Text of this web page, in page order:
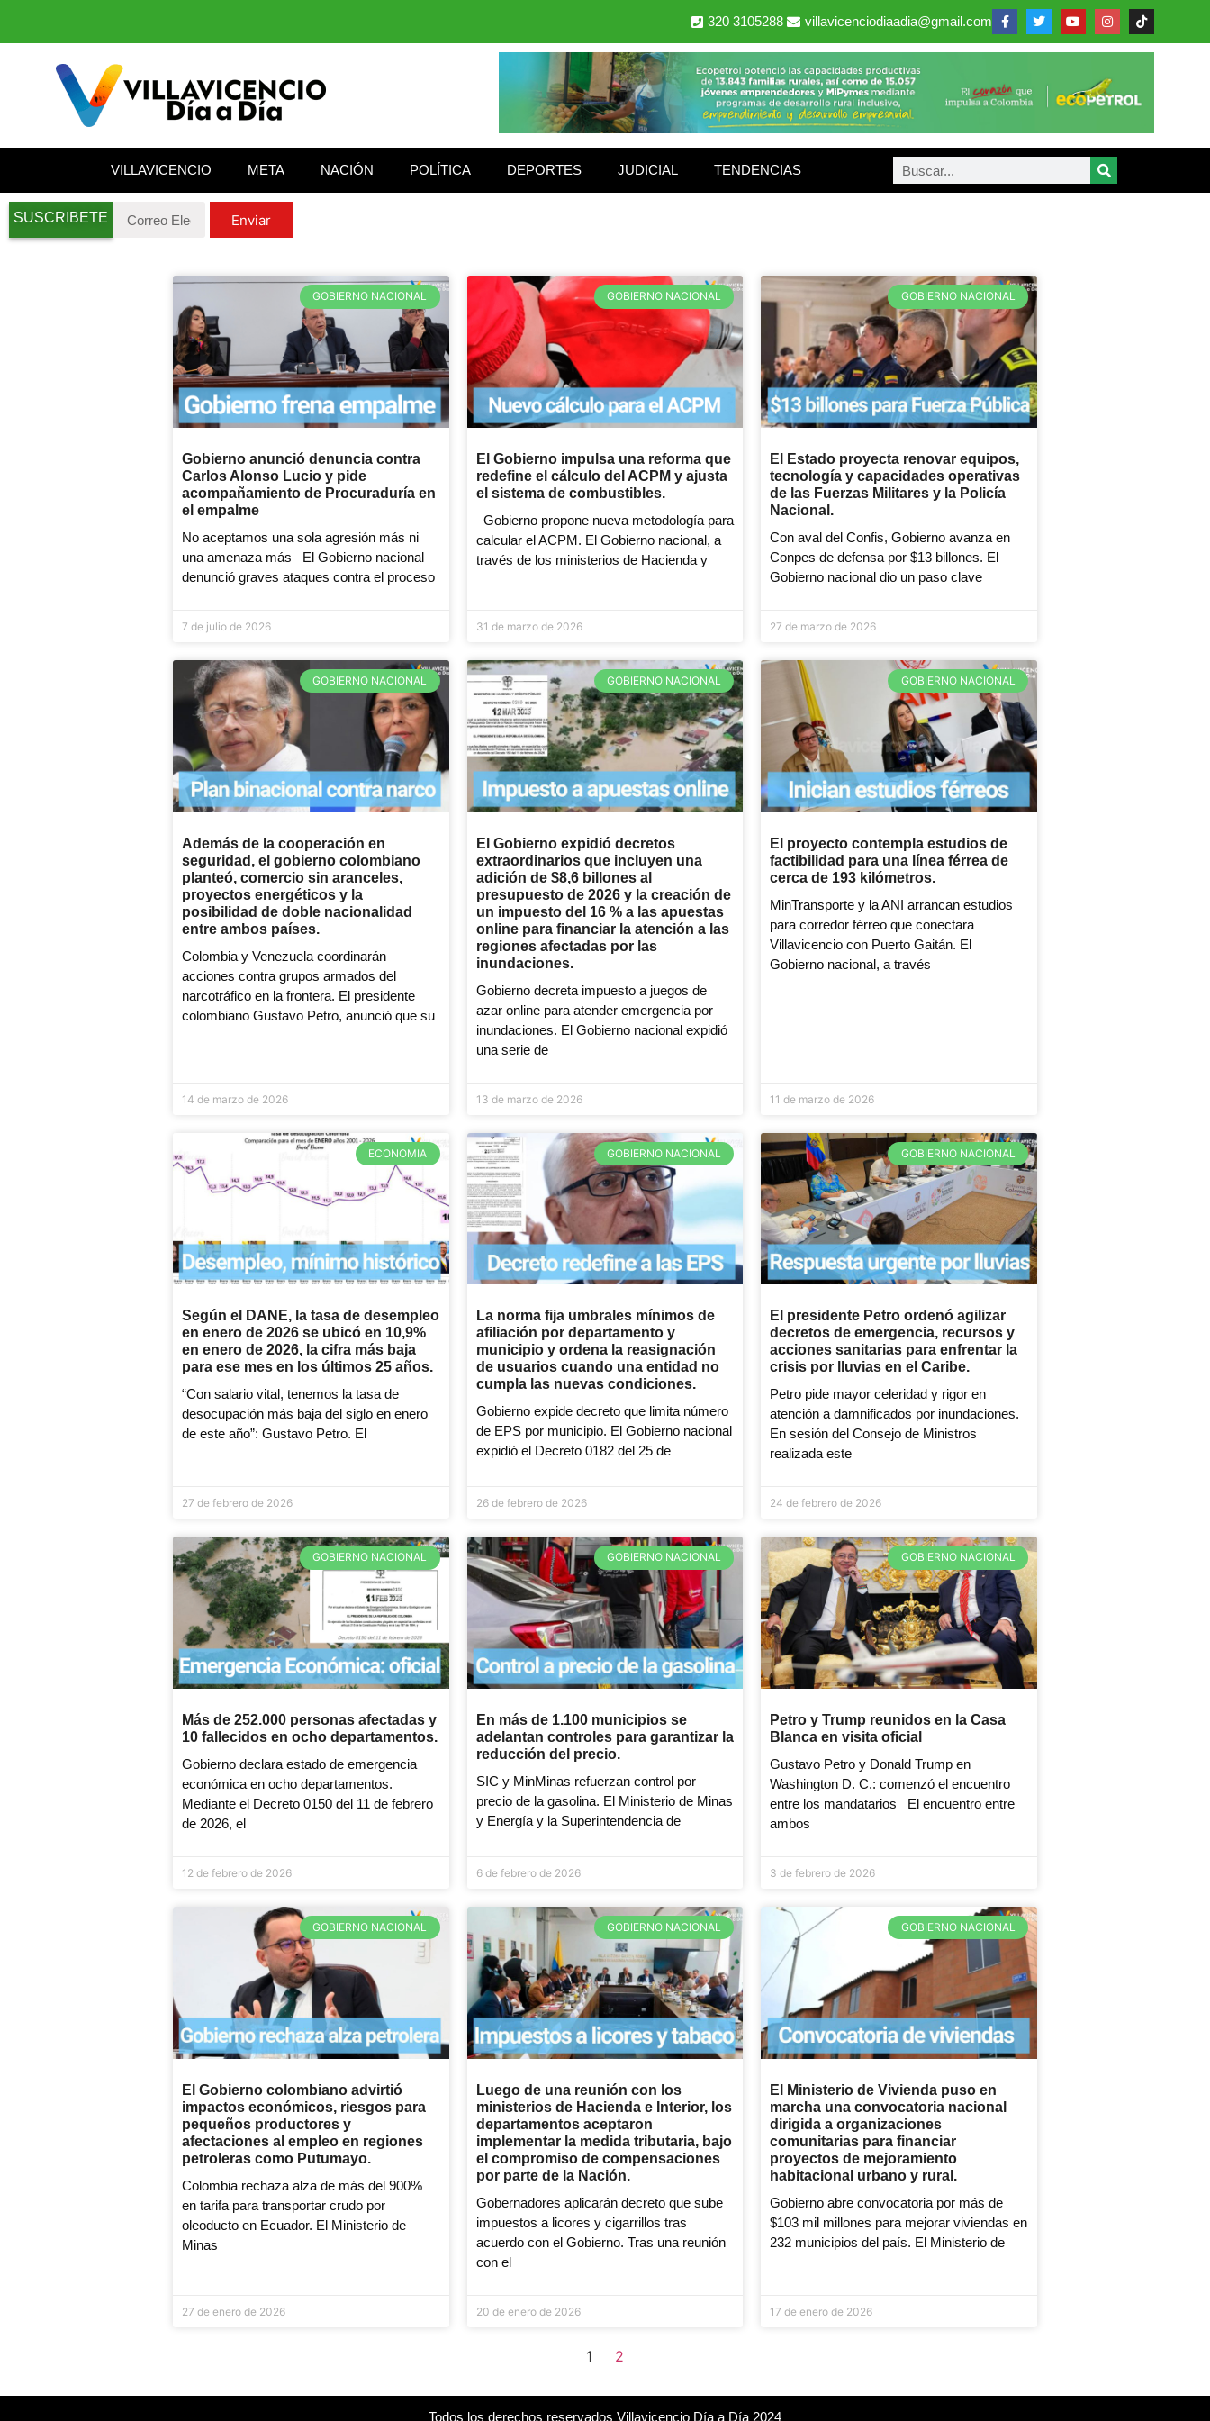
320 3105288 villavicenciodiaadia@gmail.com
VILLAVICENCIO META NACIÓN POLÍTICA DEPORTES JUDICIAL TENDENCIAS
SUSCRIBETE Enviar
GOBIERNO NACIONAL
Gobierno anunció denuncia contra
Carlos Alonso Lucio y pide
acompañamiento de Procuraduría en
el empalme
No aceptamos una sola agresión más ni
una amenaza más El Gobierno nacional
denunció graves ataques contra el proceso
7 de julio de 2026
GOBIERNO NACIONAL
El Gobierno impulsa una reforma que
redefine el cálculo del ACPM y ajusta
el sistema de combustibles.
Gobierno propone nueva metodología para
calcular el ACPM. El Gobierno nacional, a
través de los ministerios de Hacienda y
31 de marzo de 2026
GOBIERNO NACIONAL
El Estado proyecta renovar equipos,
tecnología y capacidades operativas
de las Fuerzas Militares y la Policía
Nacional.
Con aval del Confis, Gobierno avanza en
Conpes de defensa por $13 billones. El
Gobierno nacional dio un paso clave
27 de marzo de 2026
GOBIERNO NACIONAL
Además de la cooperación en
seguridad, el gobierno colombiano
planteó, comercio sin aranceles,
proyectos energéticos y la
posibilidad de doble nacionalidad
entre ambos países.
Colombia y Venezuela coordinarán
acciones contra grupos armados del
narcotráfico en la frontera. El presidente
colombiano Gustavo Petro, anunció que su
14 de marzo de 2026
GOBIERNO NACIONAL
El Gobierno expidió decretos
extraordinarios que incluyen una
adición de $8,6 billones al
presupuesto de 2026 y la creación de
un impuesto del 16 % a las apuestas
online para financiar la atención a las
regiones afectadas por las
inundaciones.
Gobierno decreta impuesto a juegos de
azar online para atender emergencia por
inundaciones. El Gobierno nacional expidió
una serie de
13 de marzo de 2026
GOBIERNO NACIONAL
El proyecto contempla estudios de
factibilidad para una línea férrea de
cerca de 193 kilómetros.
MinTransporte y la ANI arrancan estudios
para corredor férreo que conectara
Villavicencio con Puerto Gaitán. El
Gobierno nacional, a través
11 de marzo de 2026
ECONOMIA
Según el DANE, la tasa de desempleo
en enero de 2026 se ubicó en 10,9%
en enero de 2026, la cifra más baja
para ese mes en los últimos 25 años.
“Con salario vital, tenemos la tasa de
desocupación más baja del siglo en enero
de este año”: Gustavo Petro. El
27 de febrero de 2026
GOBIERNO NACIONAL
La norma fija umbrales mínimos de
afiliación por departamento y
municipio y ordena la reasignación
de usuarios cuando una entidad no
cumpla las nuevas condiciones.
Gobierno expide decreto que limita número
de EPS por municipio. El Gobierno nacional
expidió el Decreto 0182 del 25 de
26 de febrero de 2026
GOBIERNO NACIONAL
El presidente Petro ordenó agilizar
decretos de emergencia, recursos y
acciones sanitarias para enfrentar la
crisis por lluvias en el Caribe.
Petro pide mayor celeridad y rigor en
atención a damnificados por inundaciones.
En sesión del Consejo de Ministros
realizada este
24 de febrero de 2026
GOBIERNO NACIONAL
Más de 252.000 personas afectadas y
10 fallecidos en ocho departamentos.
Gobierno declara estado de emergencia
económica en ocho departamentos.
Mediante el Decreto 0150 del 11 de febrero
de 2026, el
12 de febrero de 2026
GOBIERNO NACIONAL
En más de 1.100 municipios se
adelantan controles para garantizar la
reducción del precio.
SIC y MinMinas refuerzan control por
precio de la gasolina. El Ministerio de Minas
y Energía y la Superintendencia de
6 de febrero de 2026
GOBIERNO NACIONAL
Petro y Trump reunidos en la Casa
Blanca en visita oficial
Gustavo Petro y Donald Trump en
Washington D. C.: comenzó el encuentro
entre los mandatarios El encuentro entre
ambos
3 de febrero de 2026
GOBIERNO NACIONAL
El Gobierno colombiano advirtió
impactos económicos, riesgos para
pequeños productores y
afectaciones al empleo en regiones
petroleras como Putumayo.
Colombia rechaza alza de más del 900%
en tarifa para transportar crudo por
oleoducto en Ecuador. El Ministerio de
Minas
27 de enero de 2026
GOBIERNO NACIONAL
Luego de una reunión con los
ministerios de Hacienda e Interior, los
departamentos aceptaron
implementar la medida tributaria, bajo
el compromiso de compensaciones
por parte de la Nación.
Gobernadores aplicarán decreto que sube
impuestos a licores y cigarrillos tras
acuerdo con el Gobierno. Tras una reunión
con el
20 de enero de 2026
GOBIERNO NACIONAL
El Ministerio de Vivienda puso en
marcha una convocatoria nacional
dirigida a organizaciones
comunitarias para financiar
proyectos de mejoramiento
habitacional urbano y rural.
Gobierno abre convocatoria por más de
$103 mil millones para mejorar viviendas en
232 municipios del país. El Ministerio de
17 de enero de 2026
1 2
Todos los derechos reservados Villavicencio Día a Día 2024